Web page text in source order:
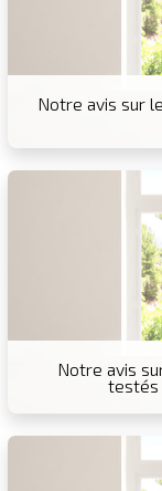
Notre avis sur
Notre avis
testés